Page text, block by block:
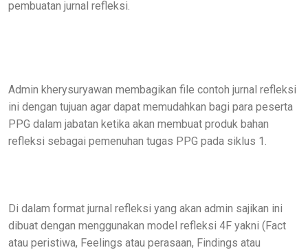
pembuatan jurnal refleksi.
Admin kherysuryawan membagikan file contoh jurnal refleksi
ini dengan tujuan agar dapat memudahkan bagi para peserta
PPG dalam jabatan ketika akan membuat produk bahan
refleksi sebagai pemenuhan tugas PPG pada siklus 1.
Di dalam format jurnal refleksi yang akan admin sajikan ini
dibuat dengan menggunakan model refleksi 4F yakni (Fact
atau peristiwa, Feelings atau perasaan, Findings atau